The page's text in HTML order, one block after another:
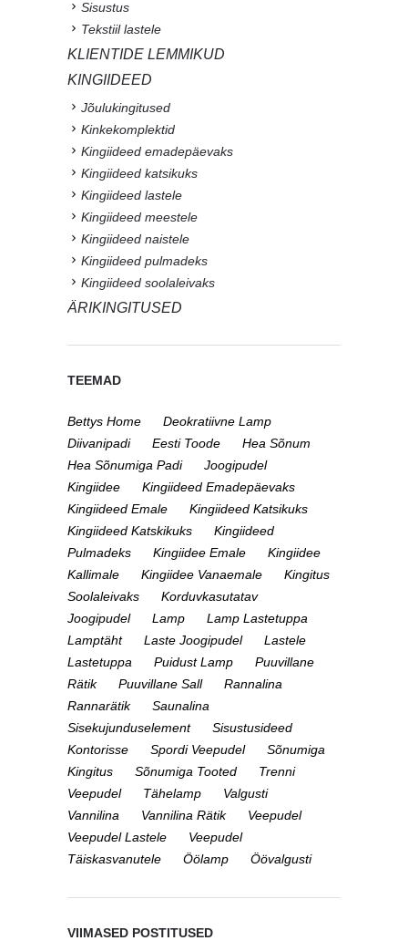
Sisustus
Tekstiil lastele
KLIENTIDE LEMMIKUD
KINGIIDEED
Jõulukingitused
Kinkekomplektid
Kingiideed emadepäevaks
Kingiideed katsikuks
Kingiideed lastele
Kingiideed meestele
Kingiideed naistele
Kingiideed pulmadeks
Kingiideed soolaleivaks
ÄRIKINGITUSED
TEEMAD
Bettys Home
Deokratiivne Lamp
Diivanipadi
Eesti Toode
Hea Sõnum
Hea Sõnumiga Padi
Joogipudel
Kingiidee
Kingiideed Emadepäevaks
Kingiideed Emale
Kingiideed Katsikuks
Kingiideed Katskikuks
Kingiideed
Pulmadeks
Kingiidee Emale
Kingiidee
Kallimale
Kingiidee Vanaemale
Kingitus
Soolaleivaks
Korduvkasutatav
Joogipudel
Lamp
Lamp Lastetuppa
Lamptäht
Laste Joogipudel
Lastele
Lastetuppa
Puidust Lamp
Puuvillane
Rätik
Puuvillane Sall
Rannalina
Rannarätik
Saunalina
Sisekujunduselement
Sisustusideed
Kontorisse
Spordi Veepudel
Sõnumiga
Kingitus
Sõnumiga Tooted
Trenni
Veepudel
Tähelamp
Valgusti
Vannilina
Vannilina Rätik
Veepudel
Veepudel Lastele
Veepudel
Täiskasvanutele
Öölamp Öövalgusti
VIIMASED POSTITUSED